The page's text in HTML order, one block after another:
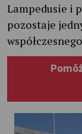
Lampedusie i
pozostaje